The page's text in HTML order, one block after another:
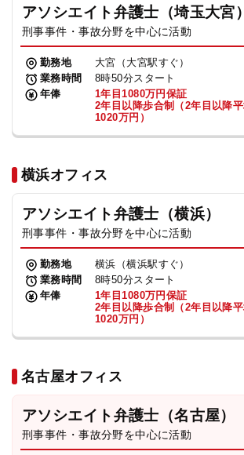
アソシエイト弁護士（埼玉大宮）
刑事事件・事故分野を中心に活動
勤務地
大宮（大宮駅すぐ）
業務時間
8時50分スタート
年俸
1年目1080万円保証
2年目以降歩合制（2年目以降
1020万円）
横浜オフィス
アソシエイト弁護士（横浜）
刑事事件・事故分野を中心に活動
勤務地
横浜（横浜駅すぐ）
業務時間
8時50分スタート
年俸
1年目1080万円保証
2年目以降歩合制（2年目以降
1020万円）
名古屋オフィス
アソシエイト弁護士（名古屋）
刑事事件・事故分野を中心に活動